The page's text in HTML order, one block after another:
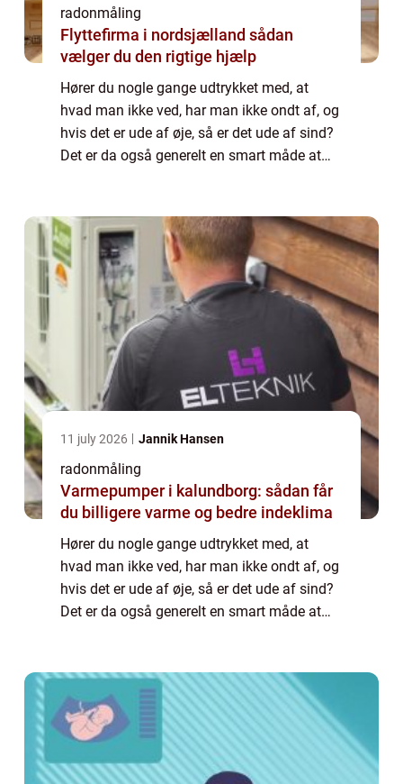
radonmåling
Flyttefirma i nordsjælland sådan
vælger du den rigtige hjælp
Hører du nogle gange udtrykket med, at
hvad man ikke ved, har man ikke ondt af, og
hvis det er ude af øje, så er det ude af sind?
Det er da også generelt en smart måde at
11 july 2026 Jannik Hansen
radonmåling
Varmepumper i kalundborg: sådan får
du billigere varme og bedre indeklima
Hører du nogle gange udtrykket med, at
hvad man ikke ved, har man ikke ondt af, og
hvis det er ude af øje, så er det ude af sind?
Det er da også generelt en smart måde at